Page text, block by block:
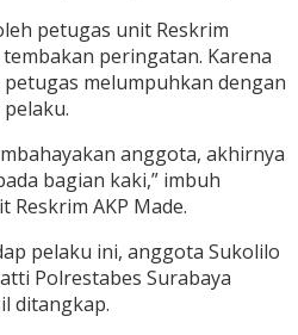
petugas unit Reskrim
peringatan. Karena
melumpuhkan dengan
anggota, akhirnya
bagian kaki,” imbuh
Reskrim AKP Made.
pelaku ini, anggota Sukolilo
Polrestabes Surabaya
ditangkap.